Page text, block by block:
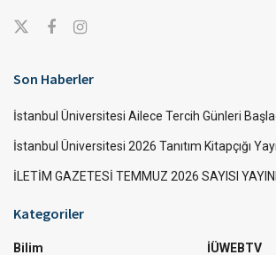
Son Haberler
İstanbul Üniversitesi Ailece Tercih Günleri
İstanbul Üniversitesi 2026 Tanıtım Kitapçığı
İLETİM GAZETESİ TEMMUZ 2026 SAYISI
Kategoriler
Bilim
İÜWEBTV